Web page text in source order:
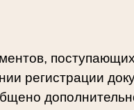
регистрации